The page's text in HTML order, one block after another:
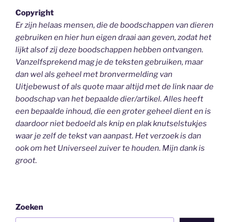
Copyright
Er zijn helaas mensen, die de boodschappen van dieren
gebruiken en hier hun eigen draai aan geven, zodat het
lijkt alsof zij deze boodschappen hebben ontvangen.
Vanzelfsprekend mag je de teksten gebruiken, maar
dan wel als geheelmet bronvermelding van
Uitjebewustof als quote maar altijd met de link naar de
boodschap van het bepaalde dier/artikel. Alles heeft
een bepaalde inhoud, die een groter geheel dient en is
daardoor niet bedoeld als knip en plak knutselstukjes
waar je zelf de tekst van aanpast. Het verzoek is dan
ook om het Universeel zuiver te houden. Mijn dank is
groot.
Zoeken